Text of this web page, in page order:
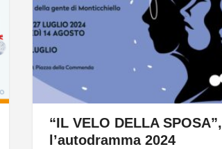
“IL VELO DELLA SPOSA”,
l’autodramma 2024